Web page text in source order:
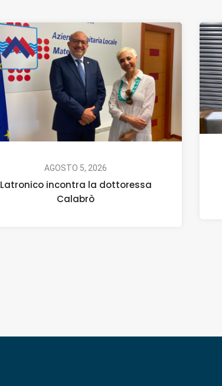
AGOSTO 5, 2026
Latronico incontra la dottoressa
Calabrò